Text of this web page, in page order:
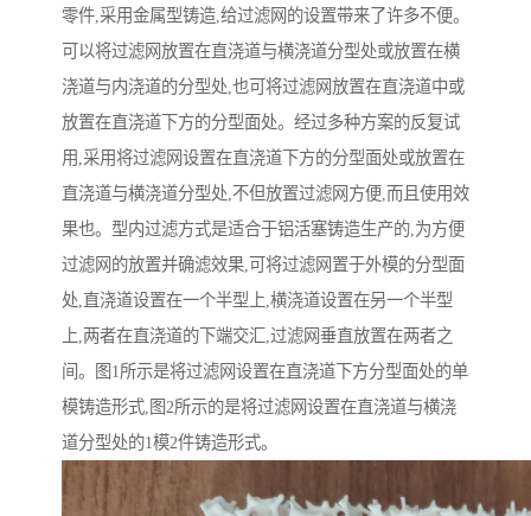
零件,采用金属型铸造,给过滤网的设置带来了许多不便。
可以将过滤网放置在直浇道与横浇道分型处或放置在横
浇道与内浇道的分型处,也可将过滤网放置在直浇道中或
放置在直浇道下方的分型面处。经过多种方案的反复试
用,采用将过滤网设置在直浇道下方的分型面处或放置在
直浇道与横浇道分型处,不但放置过滤网方便,而且使用效
果也。型内过滤方式是适合于铝活塞铸造生产的,为方便
过滤网的放置并确滤效果,可将过滤网置于外模的分型面
处,直浇道设置在一个半型上,横浇道设置在另一个半型
上,两者在直浇道的下端交汇,过滤网垂直放置在两者之
间。图1所示是将过滤网设置在直浇道下方分型面处的单
模铸造形式,图2所示的是将过滤网设置在直浇道与横浇
道分型处的1模2件铸造形式。